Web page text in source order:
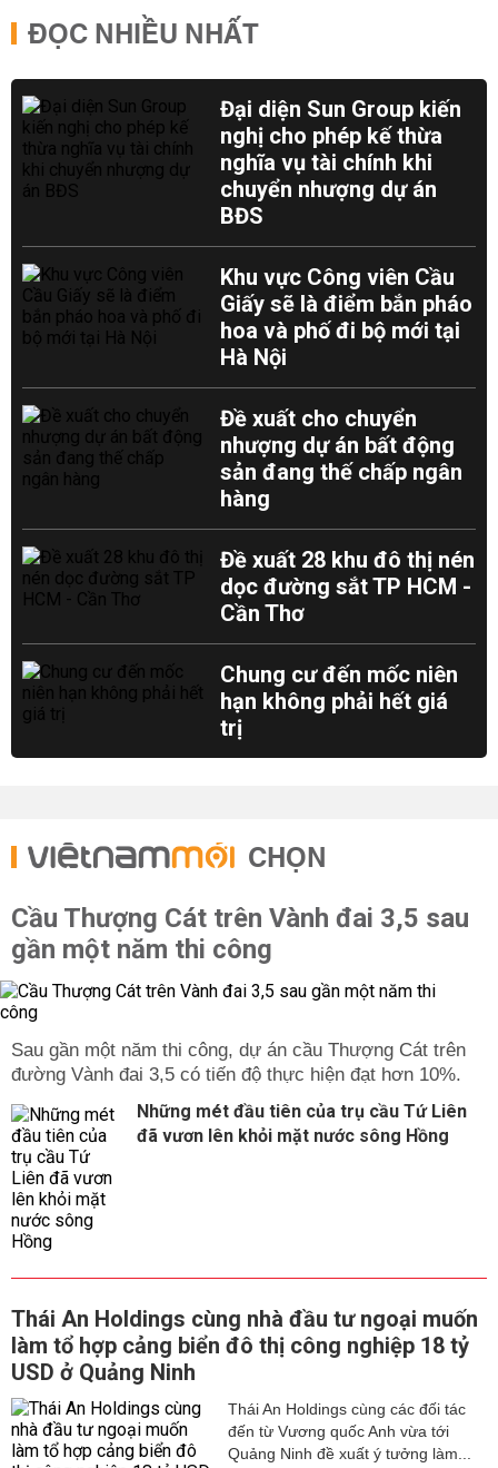
ĐỌC NHIỀU NHẤT
Đại diện Sun Group kiến
nghị cho phép kế thừa
nghĩa vụ tài chính khi
chuyển nhượng dự án
BĐS
Khu vực Công viên Cầu
Giấy sẽ là điểm bắn pháo
hoa và phố đi bộ mới tại
Hà Nội
Đề xuất cho chuyển
nhượng dự án bất động
sản đang thế chấp ngân
hàng
Đề xuất 28 khu đô thị nén
dọc đường sắt TP HCM -
Cần Thơ
Chung cư đến mốc niên
hạn không phải hết giá
trị
CHỌN
Cầu Thượng Cát trên Vành đai 3,5 sau
gần một năm thi công
Sau gần một năm thi công, dự án cầu Thượng Cát trên
đường Vành đai 3,5 có tiến độ thực hiện đạt hơn 10%.
Những mét đầu tiên của trụ cầu Tứ Liên
đã vươn lên khỏi mặt nước sông Hồng
Thái An Holdings cùng nhà đầu tư ngoại muốn
làm tổ hợp cảng biển đô thị công nghiệp 18 tỷ
USD ở Quảng Ninh
Thái An Holdings cùng các đối tác
đến từ Vương quốc Anh vừa tới
Quảng Ninh đề xuất ý tưởng làm...